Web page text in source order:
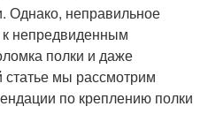
Однако, неправильное
непредвиденным
полки и даже
мы рассмотрим
по креплению полки